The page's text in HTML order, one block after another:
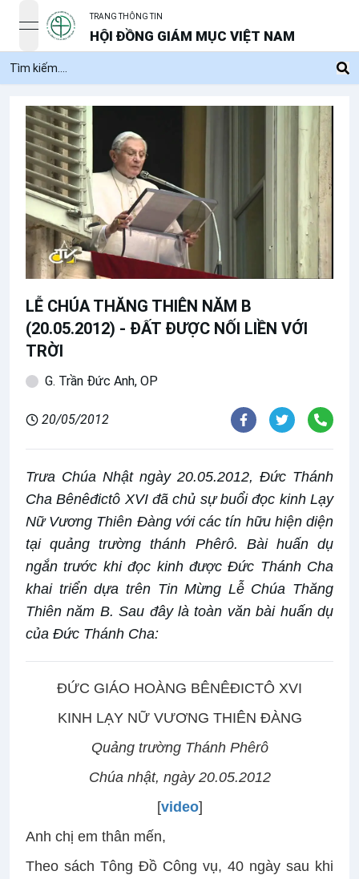
open navigation menu
TRANG THÔNG TIN
HỘI ĐỒNG GIÁM MỤC VIỆT NAM
LỄ CHÚA THĂNG THIÊN NĂM B
(20.05.2012) - ĐẤT ĐƯỢC NỐI LIỀN VỚI
TRỜI
G. Trần Đức Anh, OP
20/05/2012
Trưa Chúa Nhật ngày 20.05.2012, Đức Thánh
Cha Bênêđictô XVI đã chủ sự buổi đọc kinh Lạy
Nữ Vương Thiên Đàng với các tín hữu hiện diện
tại quảng trường thánh Phêrô. Bài huấn dụ
ngắn trước khi đọc kinh được Đức Thánh Cha
khai triển dựa trên Tin Mừng Lễ Chúa Thăng
Thiên năm B. Sau đây là toàn văn bài huấn dụ
của Đức Thánh Cha:
ĐỨC GIÁO HOÀNG BÊNÊĐICTÔ XVI
KINH LẠY NỮ VƯƠNG THIÊN ĐÀNG
Quảng trường Thánh Phêrô
Chúa nhật, ngày 20.05.2012
[video]
Anh chị em thân mến,
Theo sách Tông Đồ Công vụ, 40 ngày sau khi